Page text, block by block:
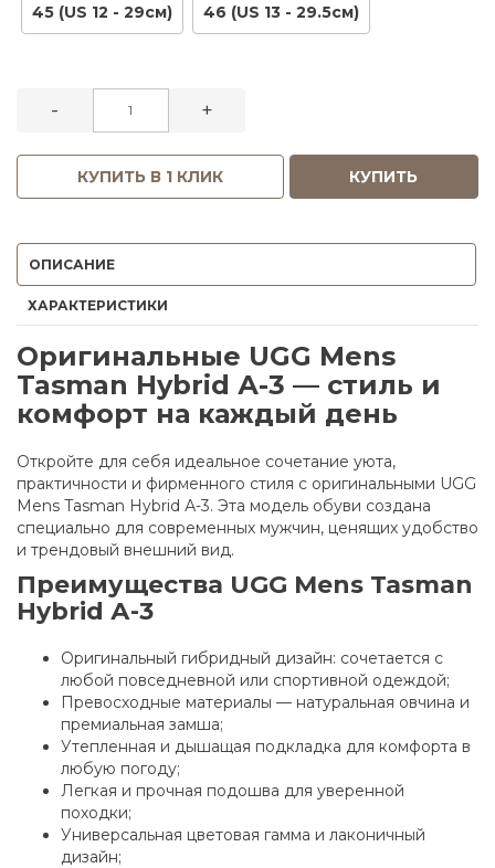
45 (US 12 - 29см) 46 (US 13 - 29.5см)
- +
КУПИТЬ В 1 КЛИК КУПИТЬ
ОПИСАНИЕ
ХАРАКТЕРИСТИКИ
Оригинальные UGG Mens
Tasman Hybrid А-3 — стиль и
комфорт на каждый день
Откройте для себя идеальное сочетание уюта,
практичности и фирменного стиля с оригинальными UGG
Mens Tasman Hybrid А-3. Эта модель обуви создана
специально для современных мужчин, ценящих удобство
и трендовый внешний вид.
Преимущества UGG Mens Tasman
Hybrid А-3
Оригинальный гибридный дизайн: сочетается с
любой повседневной или спортивной одеждой;
Превосходные материалы — натуральная овчина и
премиальная замша;
Утепленная и дышащая подкладка для комфорта в
любую погоду;
Легкая и прочная подошва для уверенной
походки;
Универсальная цветовая гамма и лаконичный
дизайн;